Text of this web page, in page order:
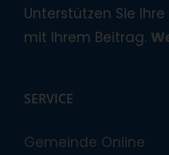
Unterstützen Sie
mit Ihrem Beitrag.
SERVICE
Gemeinde Online